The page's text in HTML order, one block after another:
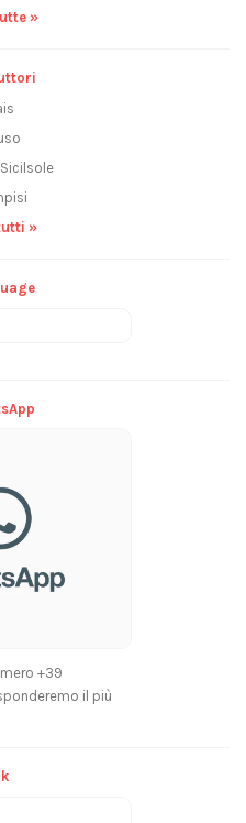
»
»
+39
il più